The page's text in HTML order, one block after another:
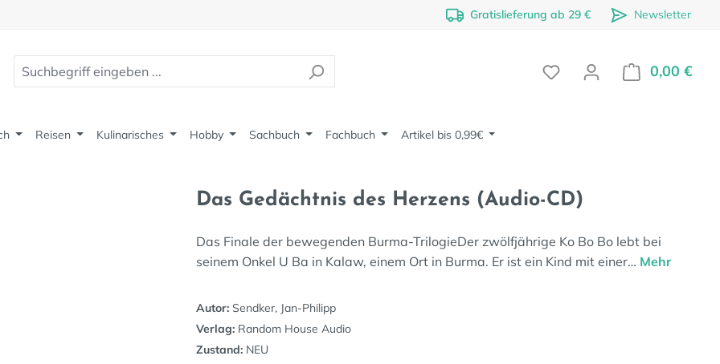
Gratislieferung ab 29 € Newsletter
0,00 €
Reisen Kulinarisches Hobby Sachbuch Fachbuch Artikel bis 0,99€
Das Gedächtnis des Herzens (Audio-CD)
Das Finale der bewegenden Burma-TrilogieDer zwölfjährige Ko Bo Bo lebt bei
seinem Onkel U Ba in Kalaw, einem Ort in Burma. Er ist ein Kind mit einer… Mehr
Autor: Sendker, Jan-Philipp
Verlag: Random House Audio
Zustand: NEU